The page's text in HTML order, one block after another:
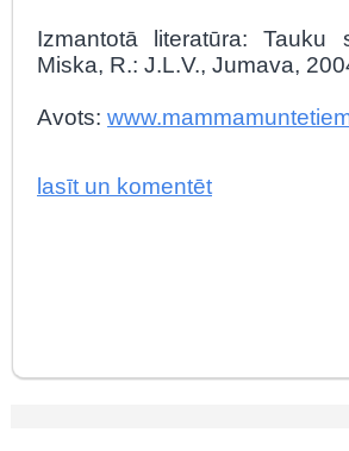
Izmantotā literatūra: Tauku
Miska, R.: J.L.V., Jumava,
Avots:
lasīt un komentēt